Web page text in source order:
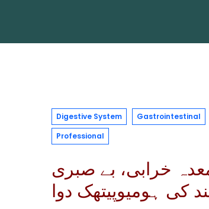
Digestive System Gastrointestinal
Professional
خرابی، بے صبری
کی ہومیوپیتھک دوا